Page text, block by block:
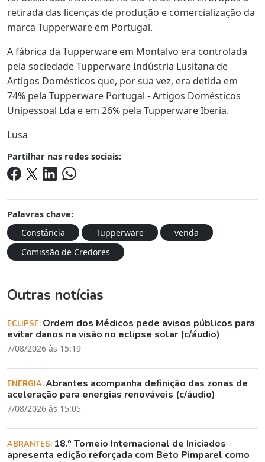
retirada das licenças de produção e comercialização da
marca Tupperware em Portugal.
A fábrica da Tupperware em Montalvo era controlada
pela sociedade Tupperware Indústria Lusitana de
Artigos Domésticos que, por sua vez, era detida em
74% pela Tupperware Portugal - Artigos Domésticos
Unipessoal Lda e em 26% pela Tupperware Iberia.
Lusa
Partilhar nas redes sociais:
Palavras chave:
Constância
Tupperware
venda
Comissão de Credores
Outras notícias
ECLIPSE: Ordem dos Médicos pede avisos públicos para
evitar danos na visão no eclipse solar (c/áudio)
7/08/2026 às 15:19
ENERGIA:Abrantes acompanha definição das zonas de
aceleração para energias renováveis (c/áudio)
7/08/2026 às 15:05
ABRANTES: 18.º Torneio Internacional de Iniciados
apresenta edição reforçada com Beto Pimparel como